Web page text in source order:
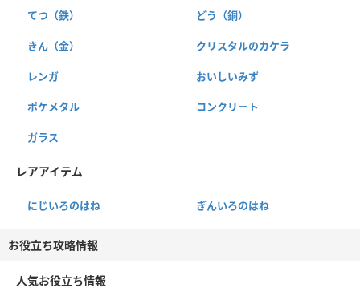
てつ（鉄） どう（銅）
きん（金） クリスタルのカケラ
レンガ おいしいみず
ポケメタル コンクリート
ガラス
レアアイテム
にじいろのはね ぎんいろのはね
お役立ち攻略情報
人気お役立ち情報